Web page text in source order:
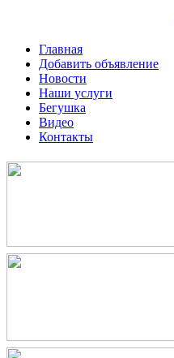
Главная
Добавить объявление
Новости
Наши услуги
Бегушка
Видео
Контакты